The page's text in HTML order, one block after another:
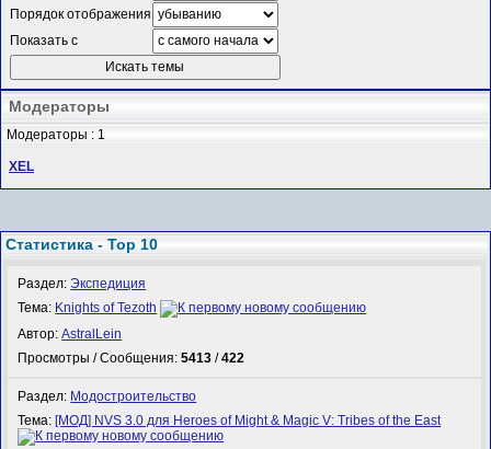
Порядок отображения
Показать с
Модераторы
Модераторы : 1
XEL
Статистика - Top 10
Раздел:Экспедиция
Тема: Knights of Tezoth
Автор:AstralLein
Просмотры / Сообщения:5413 /422
Раздел: Модостроительство
Тема: [МОД] NVS 3.0 для Heroes of Might & Magic V: Tribes of the East